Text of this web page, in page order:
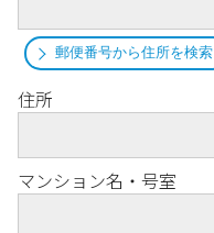
郵便番号から住所を検索
住所
マンション名・号室